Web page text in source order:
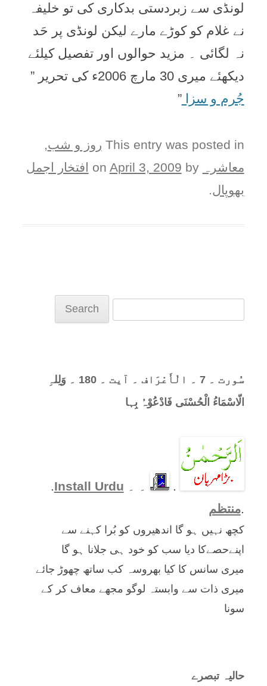
لونڈی سے زبردستی بدکاری کی تو خلیفہ
نے غلام کو کوڑے مارے لیکن لونڈی پر حَد
نہ لگائی ۔ مزید حوالوں اور تفصیل کیلئے
دیکھئے میری 30 مارچ 2006ء کی تحریر ”
جُرم و سزا”
This entry was posted in روز و شب,
معاشرہ
on
April 3, 2009 by
افتخار اجمل
بھوپال.
سُورت ۔ 7 ۔ الْأَعْرَاف ۔ آیت ۔ 180 ۔ وَلِلہِ
الّاسْمَاءُ الْحُسْنَی فَادْعُوْہُ بِہا
. ۔ ۔ Install Urdu
.
.منتظم
کچھ نہیں ہو گا اندھیروں کو بُرا کہنے سے
اپنےحصےکا دیا سب کو خود ہی جلانا ہو گا
میری سانس کا کیا بھروسہ کب ساتھ چھوڑ جائے
میری ذات سے وابستہ لوگو مجھے معاف کر کے
سونا
حالیہ تبصرے